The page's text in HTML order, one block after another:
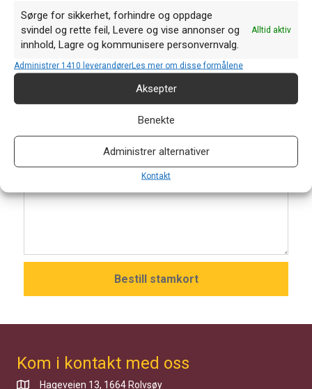
Sørge for sikkerhet, forhindre og oppdage
svindel og rette feil, Levere og vise annonser og
innhold, Lagre og kommunisere personvernvalg.
Alltid aktiv
Administrer 1410 leverandørerLes mer om disse formålene
Aksepter
Benekte
Administrer alternativer
Kontakt
Poststed (obligatorisk)
Antall blokker a 50 ark(obligatorisk)
Melding
Kom i kontakt med oss
Hageveien 13, 1664 Rolvsøy